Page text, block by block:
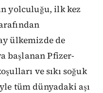
yolculuğu, ilk kez
ülkemizde de
başlanan Pfizer-
ve sıkı soğuk
tüm dünyadaki aşı